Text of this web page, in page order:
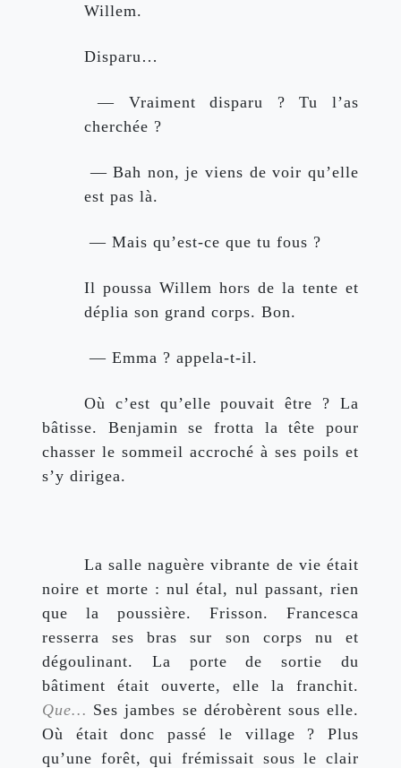
Willem.
Disparu…
— Vraiment disparu ? Tu l’as
cherchée ?
— Bah non, je viens de voir qu’elle
est pas là.
— Mais qu’est-ce que tu fous ?
Il poussa Willem hors de la tente et
déplia son grand corps. Bon.
— Emma ? appela-t-il.
Où c’est qu’elle pouvait être ? La
bâtisse. Benjamin se frotta la tête pour
chasser le sommeil accroché à ses poils et
s’y dirigea.
La salle naguère vibrante de vie était
noire et morte : nul étal, nul passant, rien
que la poussière. Frisson. Francesca
resserra ses bras sur son corps nu et
dégoulinant. La porte de sortie du
Que… Ses jambes se dérobèrent sous elle.
Où était donc passé le village ? Plus
qu’une forêt, qui frémissait sous le clair